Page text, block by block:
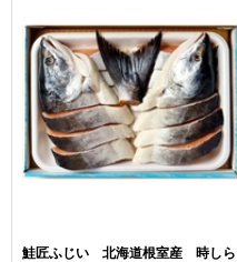
鮭匠ふじい 北海道根室産 時しら